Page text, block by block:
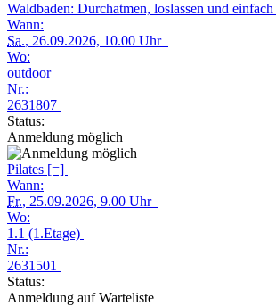
Waldbaden: Durchatmen, loslassen und
Wann:
Sa., 26.09.2026, 10.00 Uhr
Wo:
outdoor
Nr.:
2631807
Status:
Anmeldung möglich
Pilates [=]
Wann:
Fr., 25.09.2026, 9.00 Uhr
Wo:
1.1 (1.Etage)
Nr.:
2631501
Status:
Anmeldung auf Warteliste